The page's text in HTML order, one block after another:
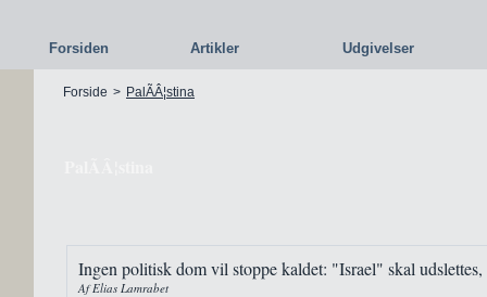
Forsiden Artikler Udgivelser
Forside > PalÃÂ¦stina
Ingen politisk dom vil stoppe kaldet: "Israel" skal udslettes,
Af Elias Lamrabet